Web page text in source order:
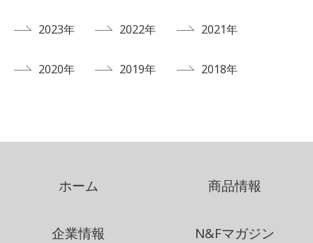
2023年 2022年 2021年
2020年 2019年 2018年
ホーム 商品情報
企業情報 N&Fマガジン